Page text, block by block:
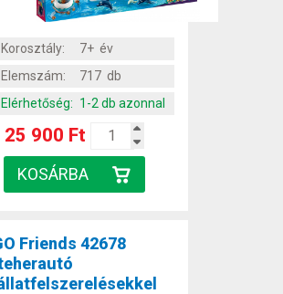
Korosztály:
7+ év
Elemszám:
717 db
Elérhetőség: 1-2 db azonnal
25 900 Ft
Friends 42678